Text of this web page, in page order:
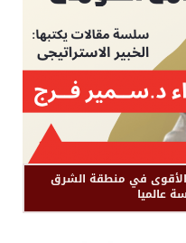
الأقوى في منطقة الشرق
عالميا